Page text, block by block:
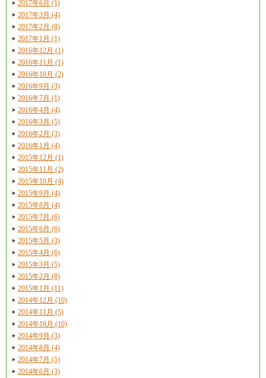
2017年6月 (1)
2017年3月 (4)
2017年2月 (8)
2017年1月 (1)
2016年12月 (1)
2016年11月 (1)
2016年10月 (2)
2016年9月 (3)
2016年7月 (1)
2016年4月 (4)
2016年3月 (5)
2016年2月 (3)
2016年1月 (4)
2015年12月 (1)
2015年11月 (2)
2015年10月 (4)
2015年9月 (4)
2015年8月 (4)
2015年7月 (6)
2015年6月 (6)
2015年5月 (3)
2015年4月 (6)
2015年3月 (5)
2015年2月 (8)
2015年1月 (11)
2014年12月 (10)
2014年11月 (5)
2014年10月 (10)
2014年9月 (3)
2014年8月 (4)
2014年7月 (5)
2014年6月 (3)